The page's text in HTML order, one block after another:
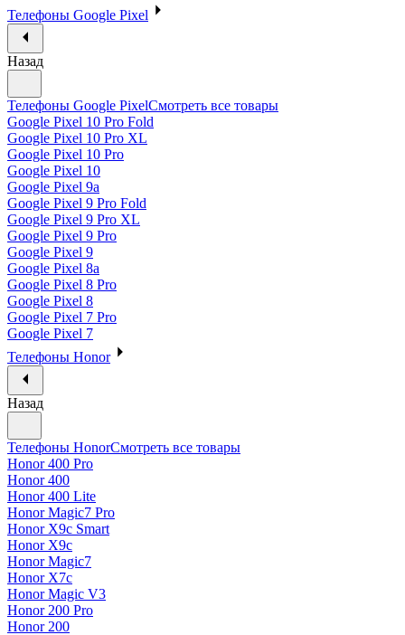
Телефоны Google Pixel
Назад
Телефоны Google PixelСмотреть все товары
Google Pixel 10 Pro Fold
Google Pixel 10 Pro XL
Google Pixel 10 Pro
Google Pixel 10
Google Pixel 9a
Google Pixel 9 Pro Fold
Google Pixel 9 Pro XL
Google Pixel 9 Pro
Google Pixel 9
Google Pixel 8a
Google Pixel 8 Pro
Google Pixel 8
Google Pixel 7 Pro
Google Pixel 7
Телефоны Honor
Назад
Телефоны HonorСмотреть все товары
Honor 400 Pro
Honor 400
Honor 400 Lite
Honor Magic7 Pro
Honor X9c Smart
Honor X9c
Honor Magic7
Honor X7c
Honor Magic V3
Honor 200 Pro
Honor 200